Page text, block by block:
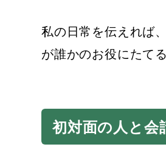
私の日常を伝えれば
が誰かのお役にたて
初対面の人と会